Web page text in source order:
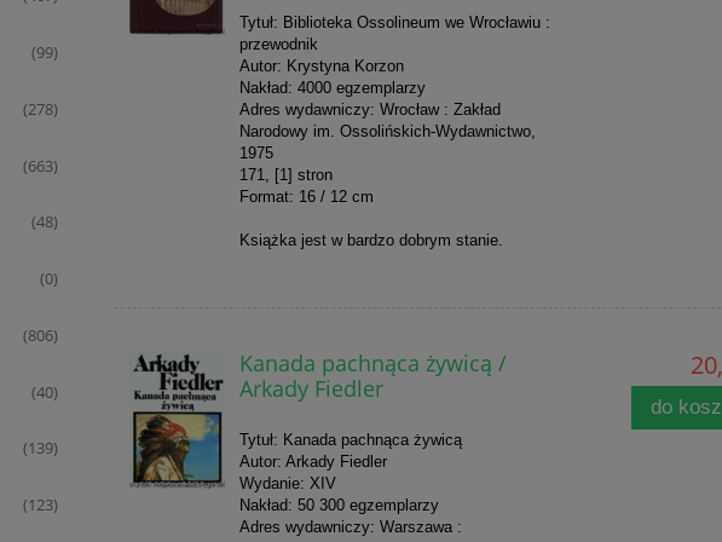
(99)
(278)
(663)
(48)
(0)
(806)
(40)
(139)
(123)
Tytuł: Biblioteka Ossolineum we Wrocławiu :
przewodnik
Autor: Krystyna Korzon
Nakład: 4000 egzemplarzy
Adres wydawniczy: Wrocław : Zakład
Narodowy im. Ossolińskich-Wydawnictwo,
1975
171, [1] stron
Format: 16 / 12 cm
Książka jest w bardzo dobrym stanie.
Kanada pachnąca żywicą /
Arkady Fiedler
Tytuł: Kanada pachnąca żywicą
Autor: Arkady Fiedler
Wydanie: XIV
Nakład: 50 300 egzemplarzy
Adres wydawniczy: Warszawa :
do